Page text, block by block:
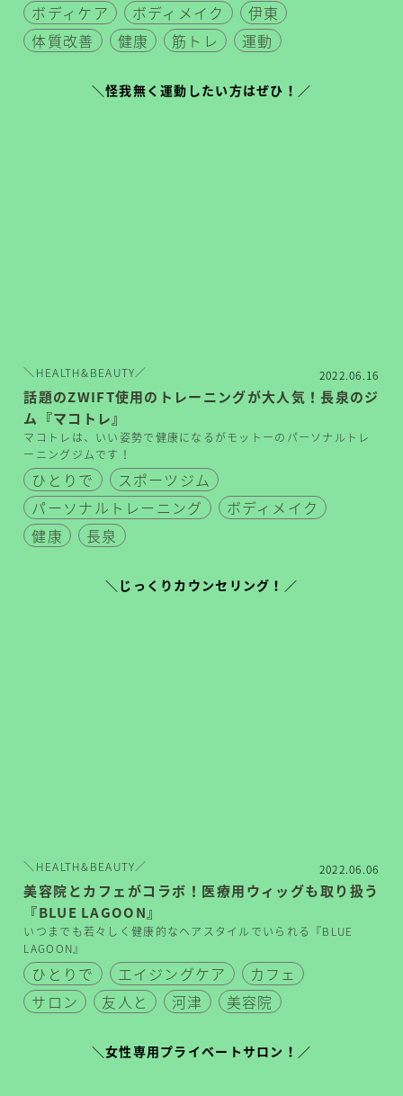
ボディケア
ボディメイク
伊東
体質改善
健康 筋トレ 運動
＼怪我無く運動したい方はぜひ！／
＼HEALTH&BEAUTY／ 2022.06.16
話題のZWIFT使用のトレーニングが大人気！長泉のジ
ム『マコトレ』
マコトレは、いい姿勢で健康になるがモットーのパーソナルトレ
ーニングジムです！
ひとりで
スポーツジム
パーソナルトレーニング
ボディメイク
健康
長泉
＼じっくりカウンセリング！／
＼HEALTH&BEAUTY／ 2022.06.06
美容院とカフェがコラボ！医療用ウィッグも取り扱う
『BLUE LAGOON』
いつまでも若々しく健康的なヘアスタイルでいられる『BLUE
LAGOON』
ひとりで エイジングケア
カフェ
サロン
友人と 河津 美容院
＼女性専用プライベートサロン！／